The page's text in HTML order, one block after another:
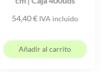
54,40€ IVA incluido
Añadir al carrito